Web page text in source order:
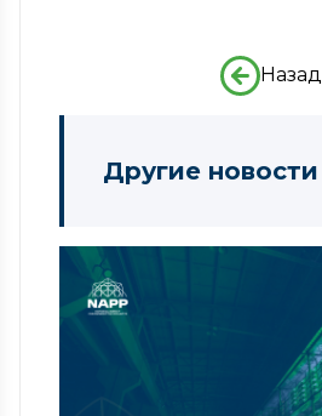
Назад
Другие новости